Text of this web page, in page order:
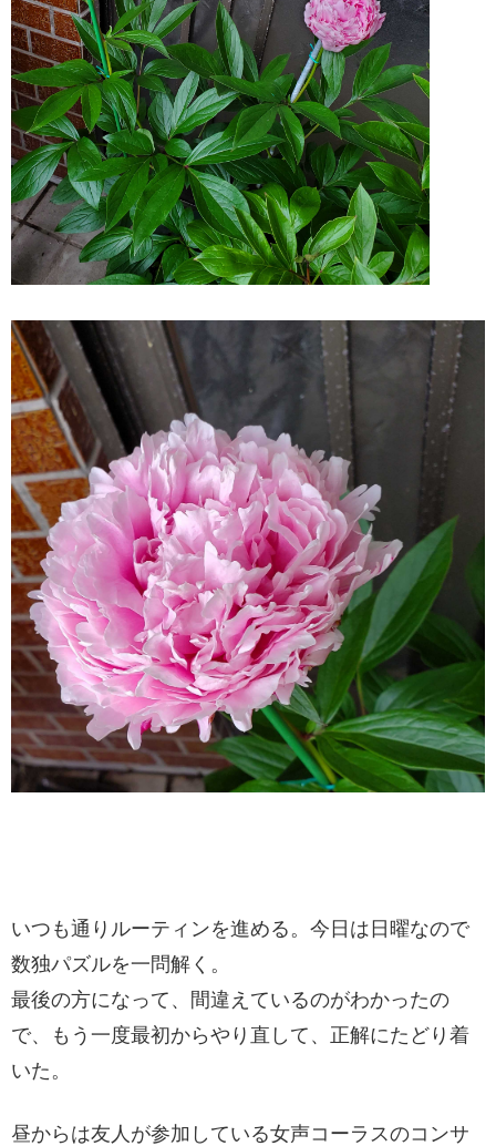
いつも通りルーティンを進める。今日は日曜なので
数独パズルを一問解く。
最後の方になって、間違えているのがわかったの
で、もう一度最初からやり直して、正解にたどり着
いた。
昼からは友人が参加している女声コーラスのコンサ